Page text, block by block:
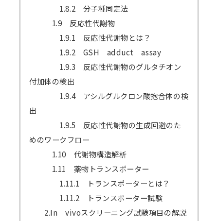
1.8.2 分子種同定法
1.9 反応性代謝物
1.9.1 反応性代謝物とは？
1.9.2 GSH adduct assay
1.9.3 反応性代謝物のグルタチオン
付加体の検出
1.9.4 アシルグルクロン酸抱合体の検
出
1.9.5 反応性代謝物の生成回避のた
めのワークフロー
1.10 代謝物構造解析
1.11 薬物トランスポーター
1.11.1 トランスポーターとは？
1.11.2 トランスポーター試験
2.In vivoスクリーニング試験項目の解説